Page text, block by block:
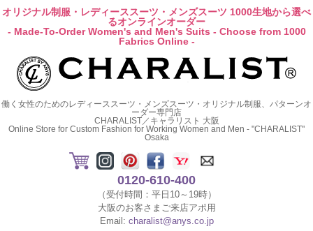
オリジナル制服・レディーススーツ・メンズスーツ 1000生地から選べ
るオンラインオーダー
- Made-To-Order Women's and Men's Suits - Choose from 1000
Fabrics Online -
働く女性のためのレディーススーツ・メンズスーツ・オリジナル制服、パターンオ
ーダー専門店
CHARALIST／キャラリスト 大阪
Online Store for Custom Fashion for Working Women and Men - "CHARALIST"
Osaka
0120-610-400
（受付時間：平日10～19時）
大阪のお客さまご来店アポ用
Email: charalist@anys.co.jp